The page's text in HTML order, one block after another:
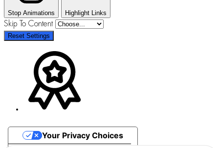
Stop Animations Highlight Links
Skip To Content
Reset Settings
Your Privacy Choices